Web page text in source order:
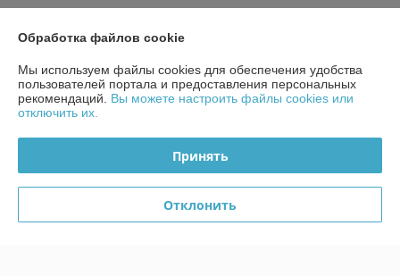
Контакты
Доставка и оплата
Полная версия сайта
Обработка файлов cookie
Мы используем файлы cookies для обеспечения удобства
пользователей портала и предоставления персональных
рекомендаций. Вы можете настроить файлы cookies или
отключить их.
Принять
Отклонить